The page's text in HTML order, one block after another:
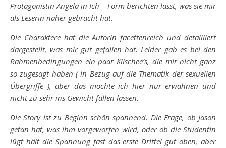
Protagonistin Angela in Ich – Form berichten lässt, was sie mir
als Leserin näher gebracht hat.
Die Charaktere hat die Autorin facettenreich und detailliert
dargestellt, was mir gut gefallen hat. Leider gab es bei den
Rahmenbedingungen ein paar Klischee’s, die mir nicht ganz
so zugesagt haben ( in Bezug auf die Thematik der sexuellen
Übergriffe ), aber das möchte ich hier nur erwähnen und
nicht zu sehr ins Gewicht fallen lassen.
Die Story ist zu Beginn schön spannend. Die Frage, ob Jason
getan hat, was ihm vorgeworfen wird, oder ob die Studentin
lügt hält die Spannung fast das erste Drittel gut oben, aber